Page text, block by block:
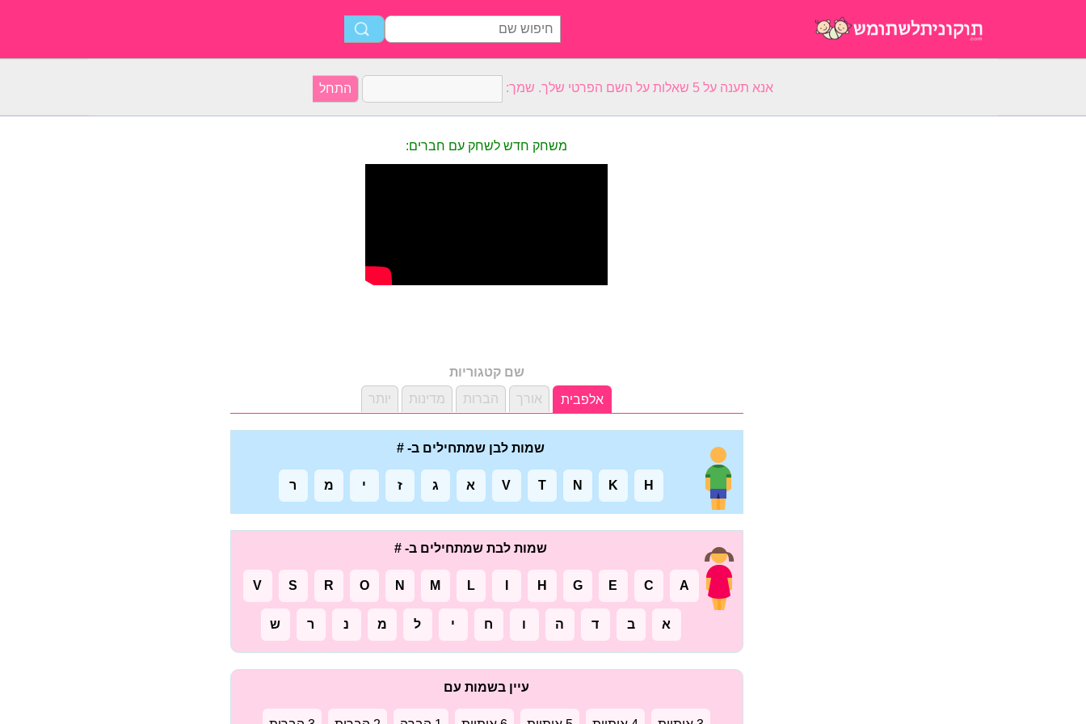
אנא תענה על 5 שאלות על השם הפרטי שלך. שמך:
משחק חדש לשחק עם חברים:
שם קטגוריות
אלפבית
אורך הברות מדינות יותר
שמות לבן שמתחילים ב- #
H
K
N
T
V א ג ז י מ ר
שמות לבת שמתחילים ב- #
A
C
E
G
H
L
M
N
O
R
S
V
א ב ד ה ו ח י ל מ נ ר ש
עיין בשמות עם